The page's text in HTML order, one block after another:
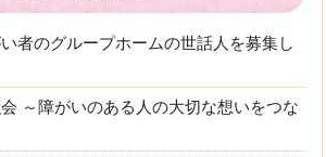
い者のグループホームの世話人を募集し
～障がいのある人の大切な想いをつな